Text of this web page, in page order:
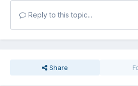
Reply to this topic...
Share